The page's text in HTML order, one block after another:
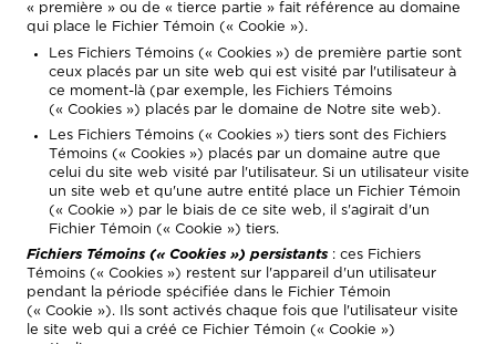
« première » ou de « tierce partie » fait référence au domaine
qui place le Fichier Témoin (« Cookie »).
Les Fichiers Témoins (« Cookies ») de première partie sont
ceux placés par un site web qui est visité par l'utilisateur à
ce moment-là (par exemple, les Fichiers Témoins
(« Cookies ») placés par le domaine de Notre site web).
Les Fichiers Témoins (« Cookies ») tiers sont des Fichiers
Témoins (« Cookies ») placés par un domaine autre que
celui du site web visité par l'utilisateur. Si un utilisateur visite
un site web et qu'une autre entité place un Fichier Témoin
(« Cookie ») par le biais de ce site web, il s'agirait d'un
Fichier Témoin (« Cookie ») tiers.
Fichiers Témoins (« Cookies ») persistants : ces Fichiers
Témoins (« Cookies ») restent sur l'appareil d'un utilisateur
pendant la période spécifiée dans le Fichier Témoin
(« Cookie »). Ils sont activés chaque fois que l'utilisateur visite
le site web qui a créé ce Fichier Témoin (« Cookie »)